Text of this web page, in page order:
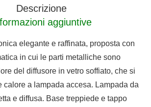
Descrizione
aggiuntive
elegante e raffinata, proposta con
in cui le parti metalliche sono
del diffusore in vetro soffiato, che si
calore a lampada accesa. Lampada da
e diffusa. Base treppiede e tappo